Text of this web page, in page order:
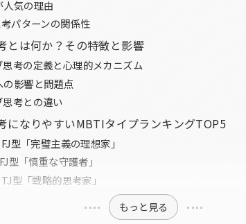
人気の理由
パターンの関係性
とは何か？その特徴と影響
思考の定義と心理的メカニズム
の影響と問題点
考との違い
になりやすいMBTIタイプランキングTOP5
型「完璧主義の理想家」
型「慎重な守護者」
型「戦略的思考家」
もっと見る